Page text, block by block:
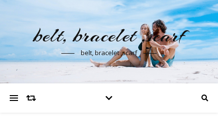
belt, bracelet ,scarf
belt, bracelet ,scarf